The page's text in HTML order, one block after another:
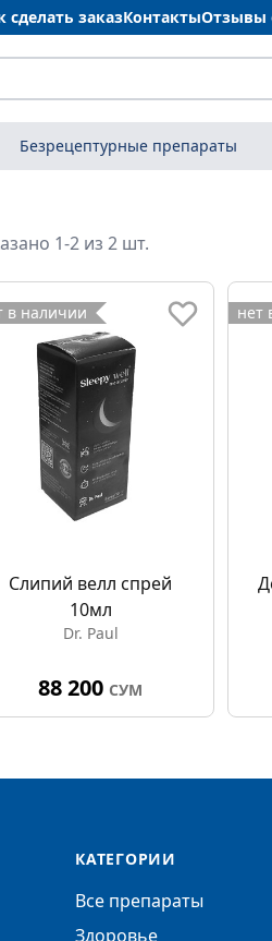
сделать заказКонтактыОтзывы
Безрецептурные препараты
1-2 из 2 шт.
в наличии
Слипий велл спрей
10мл
Dr. Paul
88 200 СУМ
нет
КАТЕГОРИИ
Все препараты
Здоровье